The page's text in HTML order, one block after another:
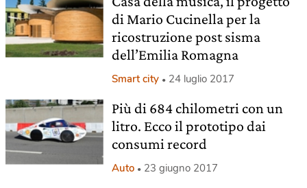
di Mario Cucinella per la
ricostruzione post sisma
dell’Emilia Romagna
Smart city 24 luglio 2017
Più di 684 chilometri con un
litro. Ecco il prototipo dai
consumi record
Auto 23 giugno 2017